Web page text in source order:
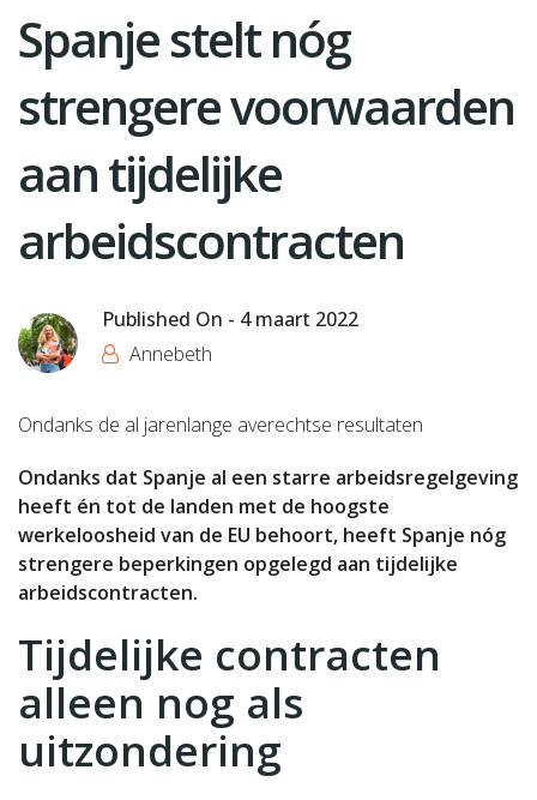
Spanje stelt nóg
strengere voorwaarden
aan tijdelijke
arbeidscontracten
Published On - 4 maart 2022
Annebeth
Ondanks de al jarenlange averechtse resultaten
Ondanks dat Spanje al een starre arbeidsregelgeving
heeft én tot de landen met de hoogste
werkeloosheid van de EU behoort, heeft Spanje nóg
strengere beperkingen opgelegd aan tijdelijke
arbeidscontracten.
Tijdelijke contracten
alleen nog als
uitzondering